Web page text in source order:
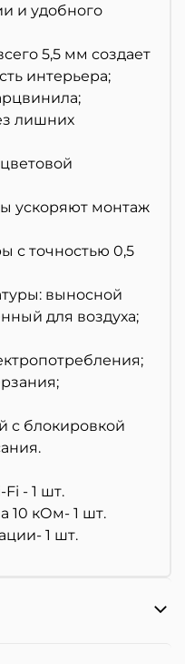
и удобного
5,5 мм создает
интерьера;
лишних
ускоряют монтаж
с точностью 0,5
выносной
для воздуха;
с блокировкой
- 1 шт.
10 кОм- 1 шт.
1 шт.